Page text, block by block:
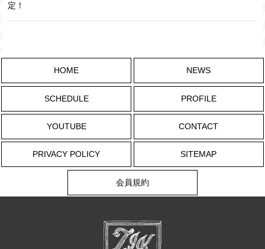
定！
HOME NEWS
SCHEDULE PROFILE
YOUTUBE CONTACT
PRIVACY POLICY SITEMAP
会員規約